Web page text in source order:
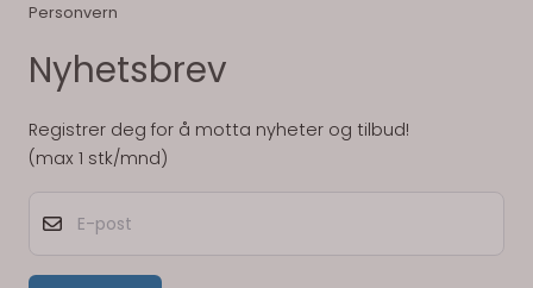
Personvern
Nyhetsbrev
Registrer deg for å motta nyheter og tilbud!
(max 1 stk/mnd)